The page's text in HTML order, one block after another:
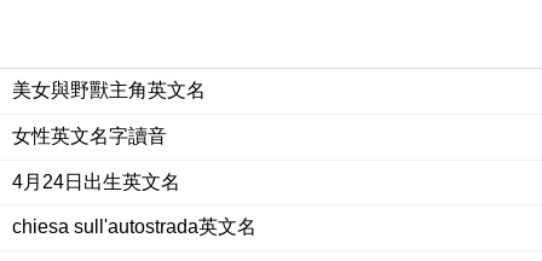
美女與野獸主角英文名
女性英文名字讀音
4月24日出生英文名
chiesa sull'autostrada英文名